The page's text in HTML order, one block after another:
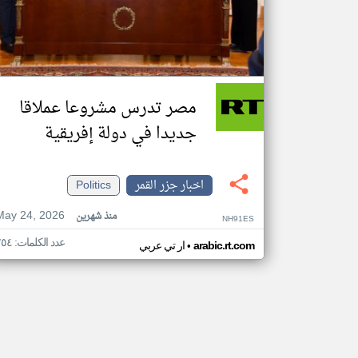
مصر تدرس مشروعا عملاقا
جديدا في دولة إفريقية
اخبار جزر القمر
Politics
24, 2026
منذ شهرين NH91ES
ار تي عربي• arabic.rt.com عدد الكلمات: ٢٥٤